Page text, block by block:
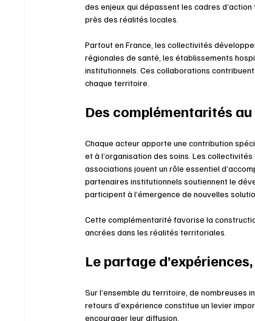
des enjeux qui dépassent les cadres
près des réalités locales.
Partout en France, les collectivités
régionales de santé, les établissements
institutionnels. Ces collaborations
chaque territoire.
Des complémentarités
Chaque acteur apporte une contribution
et à l’organisation des soins. Les
associations jouent un rôle essentiel
partenaires institutionnels soutiennent le
participent à l’émergence de nouvelles
Cette complémentarité favorise la
ancrées dans les réalités territoriales.
Le partage
Sur l’ensemble du territoire, de nombreuses
retours d’expérience constitue un levier
encourager leur diffusion.